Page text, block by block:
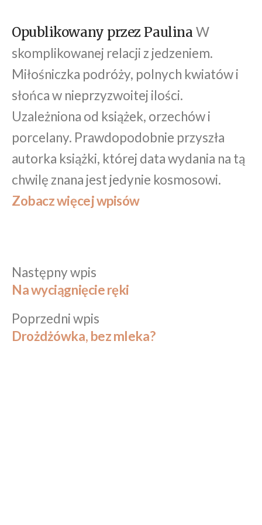
Opublikowany przez PaulinaW
skomplikowanej relacji z jedzeniem.
Miłośniczka podróży, polnych kwiatów i
słońca w nieprzyzwoitej ilości.
Uzależniona od książek, orzechów i
porcelany. Prawdopodobnie przyszła
autorka książki, której data wydania na tą
chwilę znana jest jedynie kosmosowi.
Zobacz więcej wpisów
Nawigacja
wpisu
Poprzedni wpis
wpis:
Drożdżówka, bez mleka?
Następny wpis
wpis:
Na wyciągnięcie ręki